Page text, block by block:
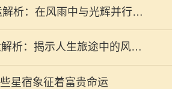
析：在风雨中与光辉并行的
析：揭示人生旅途中的风雨
星宿象征着富贵命运